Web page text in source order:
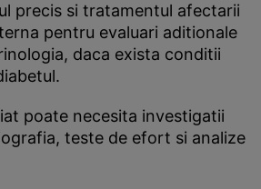
precis si tratamentul afectarii
pentru evaluari aditionale
daca exista conditii
poate necesita investigatii
teste de efort si analize